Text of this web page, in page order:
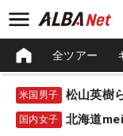
全ツアー
米国男子 松山英樹
国内女子 北海道